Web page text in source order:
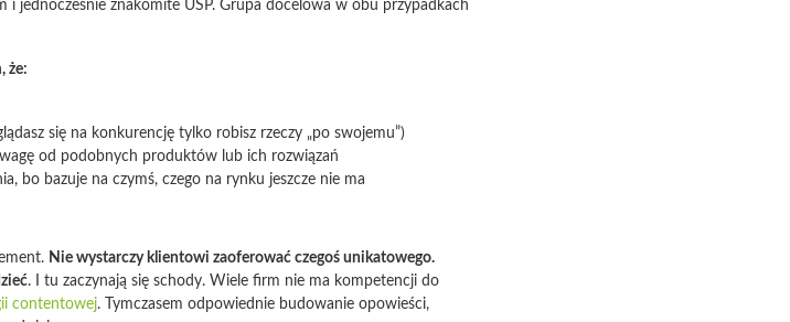
i jednocześnie znakomite USP. Grupa docelowa w obu przypadkach
że:
się na konkurencję tylko robisz rzeczy „po swojemu”)
od podobnych produktów lub ich rozwiązań
bo bazuje na czymś, czego na rynku jeszcze nie ma
Nie wystarczy klientowi zaoferować czegoś unikatowego.
. I tu zaczynają się schody. Wiele firm nie ma kompetencji do
contentowej. Tymczasem odpowiednie budowanie opowieści,